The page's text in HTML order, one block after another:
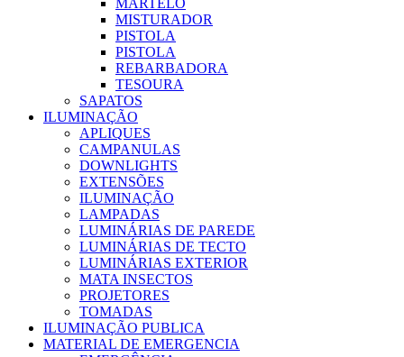
MISTURADOR
PISTOLA
PISTOLA
REBARBADORA
TESOURA
SAPATOS
ILUMINAÇÃO
APLIQUES
CAMPANULAS
DOWNLIGHTS
EXTENSÕES
ILUMINAÇÃO
LAMPADAS
LUMINÁRIAS DE PAREDE
LUMINÁRIAS DE TECTO
LUMINÁRIAS EXTERIOR
MATA INSECTOS
PROJETORES
TOMADAS
ILUMINAÇÃO PUBLICA
MATERIAL DE EMERGENCIA